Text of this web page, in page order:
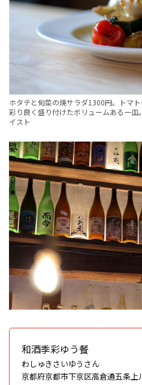
ホタテと旬菜の焼サラダ1300円。トマ
彩り良く盛り付けたボリュームある一
イスト
和酒季彩ゆう餐
わしゅきさいゆうさん
京都府京都市下京区高倉通五条上